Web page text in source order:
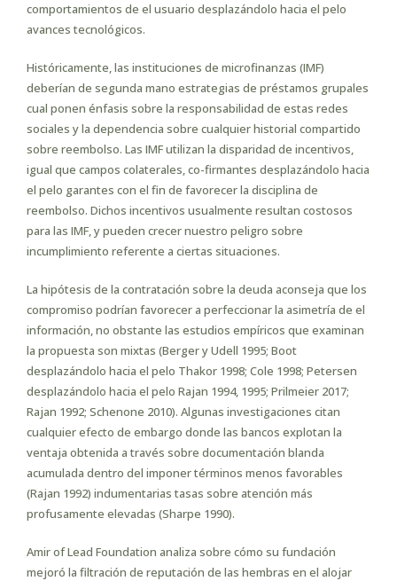
comportamientos de el usuario desplazándolo hacia el pelo
avances tecnológicos.
Históricamente, las instituciones de microfinanzas (IMF)
deberían de segunda mano estrategias de préstamos grupales
cual ponen énfasis sobre la responsabilidad de estas redes
sociales y la dependencia sobre cualquier historial compartido
sobre reembolso. Las IMF utilizan la disparidad de incentivos,
igual que campos colaterales, co-firmantes desplazándolo hacia
el pelo garantes con el fin de favorecer la disciplina de
reembolso. Dichos incentivos usualmente resultan costosos
para las IMF, y pueden crecer nuestro peligro sobre
incumplimiento referente a ciertas situaciones.
La hipótesis de la contratación sobre la deuda aconseja que los
compromiso podrían favorecer a perfeccionar la asimetría de el
información, no obstante las estudios empíricos que examinan
la propuesta son mixtas (Berger y Udell 1995; Boot
desplazándolo hacia el pelo Thakor 1998; Cole 1998; Petersen
desplazándolo hacia el pelo Rajan 1994, 1995; Prilmeier 2017;
Rajan 1992; Schenone 2010). Algunas investigaciones citan
cualquier efecto de embargo donde las bancos explotan la
ventaja obtenida a través sobre documentación blanda
acumulada dentro del imponer términos menos favorables
(Rajan 1992) indumentarias tasas sobre atención más
profusamente elevadas (Sharpe 1990).
Amir of Lead Foundation analiza sobre cómo su fundación
mejoró la filtración de reputación de las hembras en el alojar